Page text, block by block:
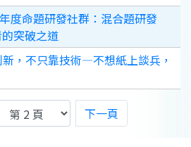
度命題研發社群：混合題研發
突破之道
新，不只靠技術—不想紙上談兵，
下一頁